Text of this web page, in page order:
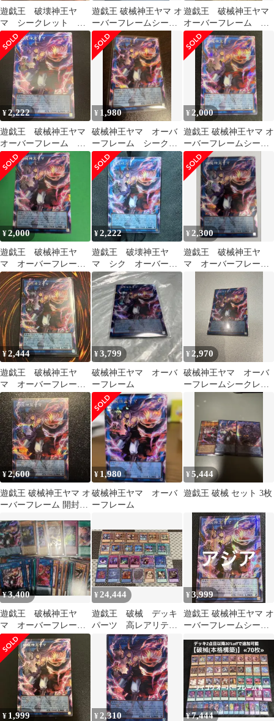
遊戯王 破壊神王ヤ
マ シークレット オ
ーバーフレーム
遊戯王 破械神王ヤマ オ
ーバーフレームシーク
レット
遊戯王 破械神王ヤマ
オーバーフレーム シ
ークレット
¥2,222
遊戯王 破械神王ヤマ
オーバーフレーム シ
ークレット
¥ 1,980
破械神王ヤマ オーバ
ーフレーム シークレ
ット 遊戯王
¥ 2,000
遊戯王 破械神王ヤマ オ
ーバーフレームシーク
レット RV01-JP064
¥2,000
遊戯王 破械神王ヤ
マ オーバーフレー
ム シークレットレア
¥2,222
遊戯王 破壊神王ヤ
マ シク オーバーフ
レームシク
¥ 2,300
遊戯王 破械神王ヤ
マ オーバーフレーム
¥2,444
遊戯王 破械神王ヤ
マ オーバーフレー
ム 1枚
¥3,799
破械神王ヤマ オーバ
ーフレーム
¥ 2,970
破械神王ヤマ オーバ
ーフレームシークレッ
ト RV01-JP064 遊戯王
¥2,600
遊戯王 破械神王ヤマ オ
ーバーフレーム 開封し
¥ 1,980
破械神王ヤマ オーバ
ーフレーム
¥5,444
遊戯王 破械 セット 3枚
¥3,400
遊戯王 破械神王ヤ
マ オーバーフレー
ム シャラ他破壊カー
ドまとめ売り
¥24,444
遊戯王 破械 デッキ
パーツ 高レアリテ
ィ シークレット オ
ーバーフレーム
¥3,999
遊戯王 破械神王ヤマ オ
ーバーフレームシーク
¥ 1,999 ¥ 2,310 ¥7,444